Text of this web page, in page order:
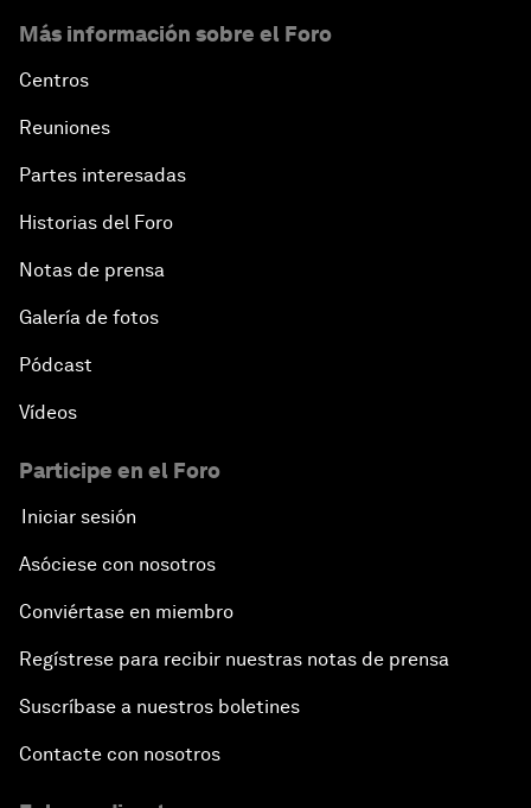
Más información sobre el Foro
Centros
Reuniones
Partes interesadas
Historias del Foro
Notas de prensa
Galería de fotos
Pódcast
Vídeos
Participe en el Foro
Iniciar sesión
Asóciese con nosotros
Conviértase en miembro
Regístrese para recibir nuestras notas de prensa
Suscríbase a nuestros boletines
Contacte con nosotros